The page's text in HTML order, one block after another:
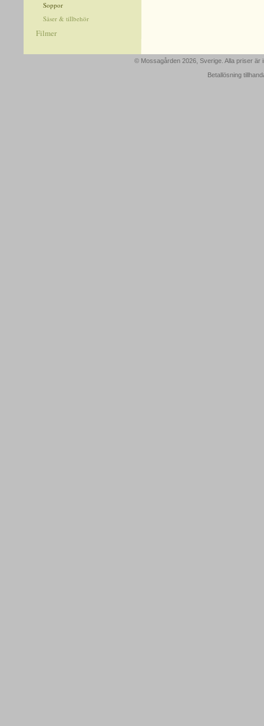
Soppor
Såser & tillbehör
Filmer
© Mossagården 2026, Sverige. Alla priser
Betallösning